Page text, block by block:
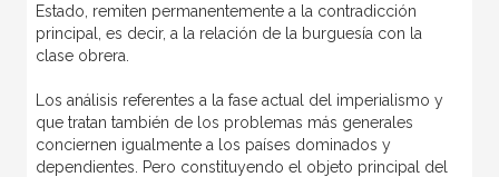
Estado, remiten permanentemente a la contradicción
principal, es decir, a la relación de la burguesía con la
clase obrera.
Los análisis referentes a la fase actual del imperialismo y
que tratan también de los problemas más generales
conciernen igualmente a los países dominados y
dependientes. Pero constituyendo el objeto principal del